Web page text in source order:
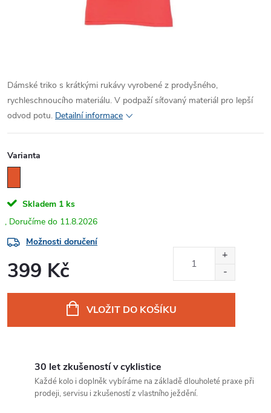
Dámské triko s krátkými rukávy vyrobené z prodyšného,
rychleschnoucího materiálu. V podpaží síťovaný materiál pro lepší
odvod potu. Detailní informace
Varianta
Skladem 1 ks
11.8.2026
Možnosti doručení
399 Kč
VLOŽIT DO KOŠÍKU
30 let zkušeností v cyklistice
Každé kolo i doplněk vybíráme na základě dlouholeté praxe při
prodeji, servisu i zkušeností z vlastního ježdění.